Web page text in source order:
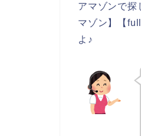
アマゾンで
マゾン】【
よ♪